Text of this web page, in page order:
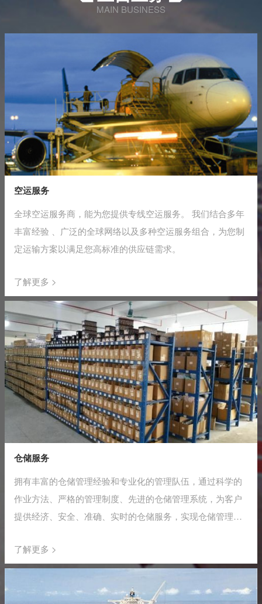
MAIN BUSINESS
空运服务
全球空运服务商，能为您提供专线空运服务。 我们结合多年
丰富经验 、广泛的全球网络以及多种空运服务组合，为您制
定运输方案以满足您高标准的供应链需求。
了解更多 >
仓储服务
拥有丰富的仓储管理经验和专业化的管理队伍，通过科学的
作业方法、严格的管理制度、先进的仓储管理系统，为客户
提供经济、安全、准确、实时的仓储服务，实现仓储管理的
了解更多 >